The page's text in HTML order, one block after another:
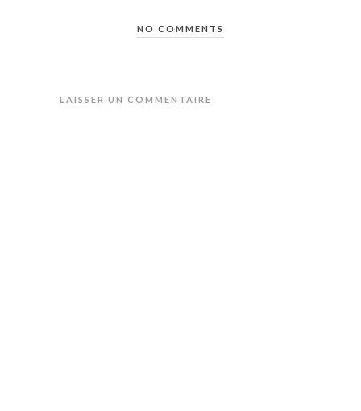
NO COMMENTS
LAISSER UN COMMENTAIRE